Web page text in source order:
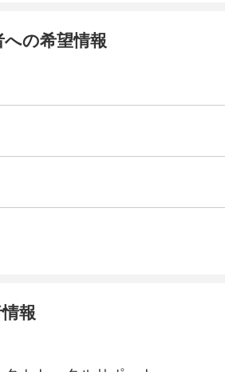
への希望情報
報